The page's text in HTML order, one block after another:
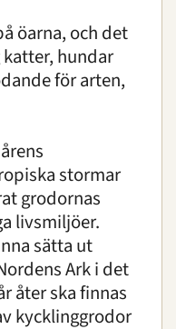
öarna, och det
hundar
för arten,
stormar
grodornas
livsmiljöer.
sätta ut
Ark i det
åter ska finnas
kycklinggrodor